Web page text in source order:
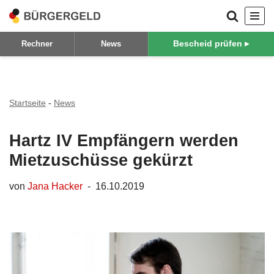
Zum
Inhalt
Rechner News Bescheid prüfen ▸
Startseite - News
Hartz IV Empfängern werden
Mietzuschüsse gekürzt
von Jana Hacker 16.10.2019